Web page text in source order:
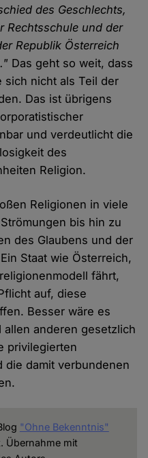
des Geschlechts,
Rechtsschule und der
Republik Österreich
Das geht so weit, dass
sich nicht als Teil der
Das ist übrigens
und verdeutlicht die
des
Religion.
Religionen in viele
bis hin zu
des Glaubens und der
Staat wie Österreich,
fährt,
auf, diese
Besser wäre es
allen anderen gesetzlich
privilegierten
die damit verbundenen
"Ohne Bekenntnis"
Übernahme mit